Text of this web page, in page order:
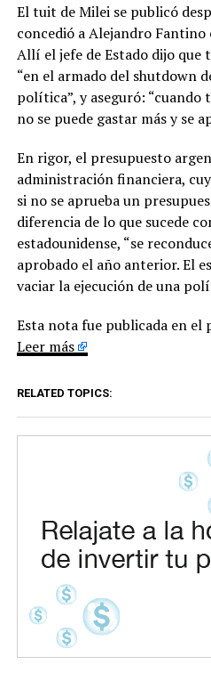
El tuit de Milei se publicó
concedió a Alejandro
Allí el jefe de Estado dijo que
“en el armado del shutdown
política”, y aseguró: “cuando
no se puede gastar más y se
En rigor, el presupuesto
administración financiera,
si no se aprueba un
diferencia de lo que sucede
estadounidense, “se
aprobado el año anterior. El
vaciar la ejecución de una
Esta nota fue publicada en
Leer más
RELATED TOPICS: